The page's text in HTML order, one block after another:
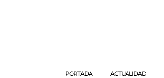
PORTADA ACTUALIDAD